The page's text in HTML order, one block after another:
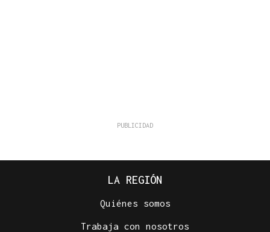
LA REGIÓN
Quiénes somos
Trabaja con nosotros